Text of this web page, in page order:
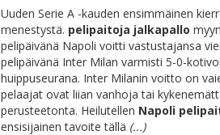
Uuden Serie A -kauden ensimmäinen
menestystä. pelipaitoja jalkapallo
pelipäivänä Napoli voitti vastustajansa
pelipäivänä Inter Milan varmisti 5-0-
huippuseurana. Inter Milanin voitto on
pelaajat ovat liian vanhoja tai
perusteetonta. Heilutellen Napoli
ensisijainen tavoite tällä (...)